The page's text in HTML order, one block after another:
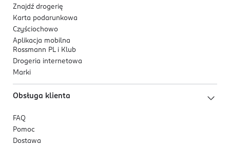
Znajdź drogerię
Karta podarunkowa
Czyściochowo
Aplikacja mobilna
Rossmann PL i Klub
Drogeria internetowa
Marki
Obsługa klienta
FAQ
Pomoc
Dostawa